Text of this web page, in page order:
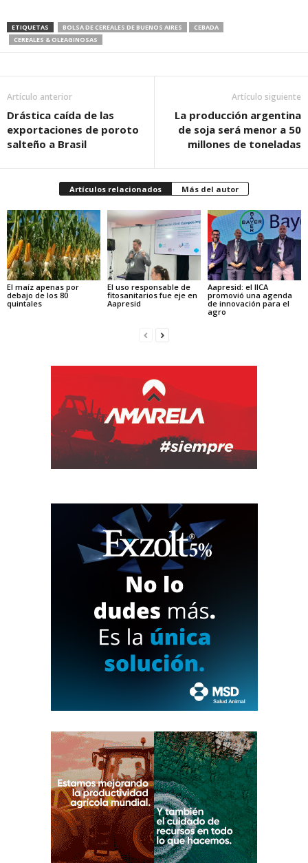
ETIQUETAS BOLSA DE CEREALES DE BUENOS AIRES
CEBADA
CEREALES & OLEAGINOSAS
Artículo anterior
Drástica caída de las
exportaciones de poroto
salteño a Brasil
Artículo siguiente
La producción argentina
de soja será menor a 50
millones de toneladas
Artículos relacionados Más del autor
El maíz apenas por
debajo de los 80
quintales
El uso responsable de
fitosanitarios fue eje en
Aapresid
Aapresid: el IICA
promovió una agenda
de innovación para el
agro